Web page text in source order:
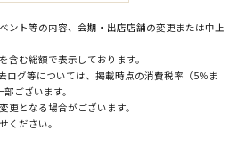
ント等の内容、会期・出店店舗の変更または中止
含む総額で表示しております。
ログ等については、掲載時点の消費税率（5％ま
ございます。
更となる場合がございます。
ください。